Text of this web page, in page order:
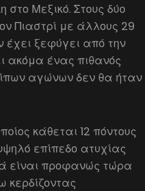
Μεξικό. Στους δύο
Πιαστρί με άλλους 29
ξεφύγει από την
ακόμα ένας πιθανός
αγώνων δεν θα ήταν
κάθεται 12 πόντους
επίπεδο ατυχίας
είναι προφανώς τώρα
κερδίζοντας